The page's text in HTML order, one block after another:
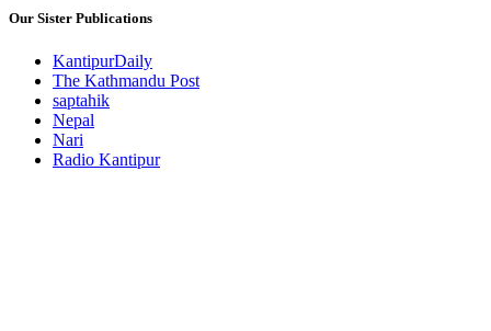
Our Sister Publications
KantipurDaily
The Kathmandu Post
saptahik
Nepal
Nari
Radio Kantipur